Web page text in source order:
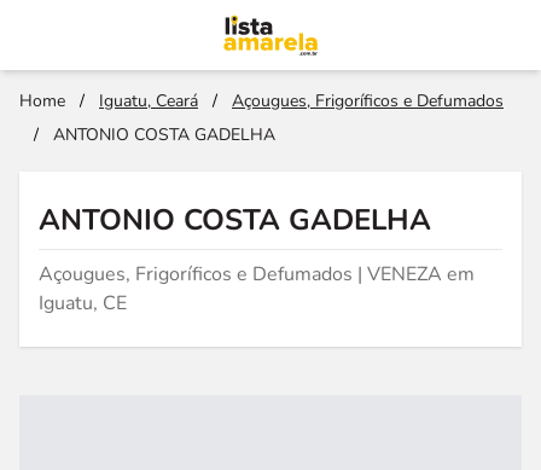
Home / Iguatu, Ceará /
Açougues, Frigoríficos e Defumados
/
ANTONIO COSTA GADELHA
ANTONIO COSTA GADELHA
Açougues, Frigoríficos e Defumados | VENEZA em
Iguatu, CE